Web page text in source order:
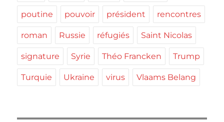
poutine pouvoir président rencontres
roman Russie réfugiés Saint Nicolas
signature Syrie Théo Francken Trump
Turquie Ukraine virus Vlaams Belang